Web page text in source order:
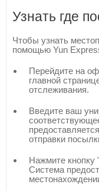
Узнать где
Чтобы узнать
помощью Yun
Перейдите на
главной
отслеживания.
Введите ваш
отправки
Нажмите кнопку
Система